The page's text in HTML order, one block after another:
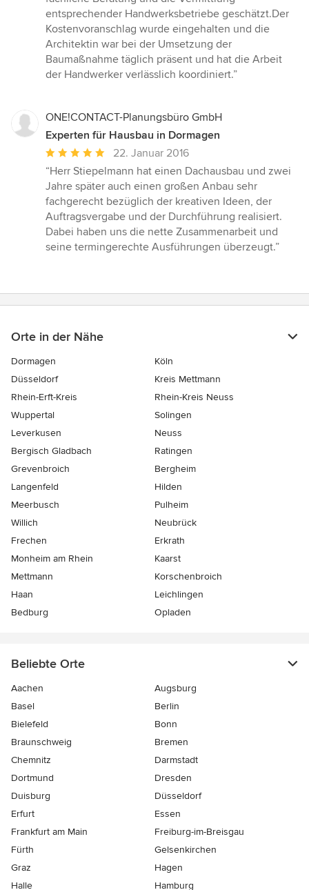
5
Sternen
entsprechender Handwerksbetriebe geschätzt.Der
Kostenvoranschlag wurde eingehalten und die
Architektin war bei der Umsetzung der
Baumaßnahme täglich präsent und hat die Arbeit
der Handwerker verlässlich koordiniert.”
ONE!CONTACT-Planungsbüro GmbH
Experten für Hausbau in Dormagen
Durchschnittliche
Bewertung:
5
von
5
Sternen
22. Januar 2016
“Herr Stiepelmann hat einen Dachausbau und zwei
Jahre später auch einen großen Anbau sehr
fachgerecht bezüglich der kreativen Ideen, der
Auftragsvergabe und der Durchführung realisiert.
Dabei haben uns die nette Zusammenarbeit und
seine termingerechte Ausführungen überzeugt.”
Orte in der Nähe
Dormagen
Köln
Düsseldorf
Kreis Mettmann
Rhein-Erft-Kreis
Rhein-Kreis Neuss
Wuppertal
Solingen
Leverkusen
Neuss
Bergisch Gladbach
Ratingen
Grevenbroich
Bergheim
Langenfeld
Hilden
Meerbusch
Pulheim
Willich
Neubrück
Frechen
Erkrath
Monheim am Rhein
Kaarst
Mettmann
Korschenbroich
Haan
Leichlingen
Bedburg
Opladen
Beliebte Orte
Aachen
Augsburg
Basel
Berlin
Bielefeld
Bonn
Braunschweig
Bremen
Chemnitz
Darmstadt
Dortmund
Dresden
Duisburg
Düsseldorf
Erfurt
Essen
Frankfurt am Main
Freiburg-im-Breisgau
Fürth
Gelsenkirchen
Graz
Hagen
Halle
Hamburg